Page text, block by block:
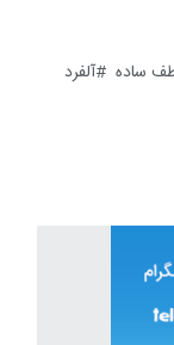
ساده
آلفرد